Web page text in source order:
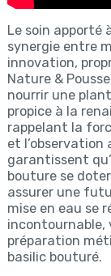
Le soin apporté
synergie entre
innovation,
Nature &
nourrir une
propice à la
rappelant la
et
garantissent
bouture se
assurer une
mise en eau se
incontournable,
préparation
basilic bouturé.